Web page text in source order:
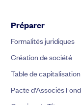
Préparer
Formalités juridiques
Création de société
Table de capitalisation
Pacte d’Associés